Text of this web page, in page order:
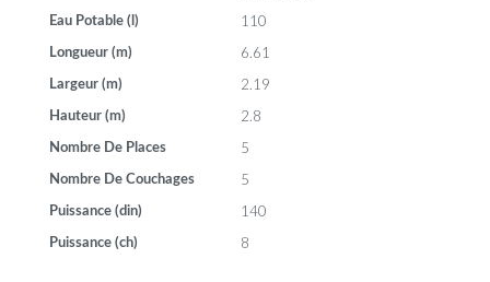
Eau Potable (l) 110
Longueur (m) 6.61
Largeur (m) 2.19
Hauteur (m) 2.8
Nombre De Places 5
Nombre De Couchages 5
Puissance (din) 140
Puissance (ch) 8